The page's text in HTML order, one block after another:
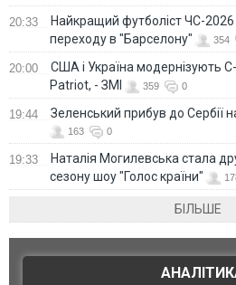
20:33
Найкращий футболіст ЧС-
переходу в "Барселону"
354
20:00
США і Україна модернізують
Patriot, - ЗМІ
359 0
19:44 Зеленський прибув до Сербії
163 0
19:33
Наталія Могилевська стала
сезону шоу "Голос країни"
БІЛЬШЕ